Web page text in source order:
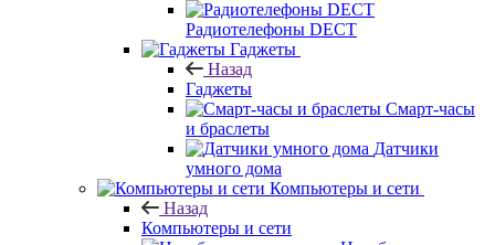
Радиотелефоны DECT
Гаджеты
Назад
Гаджеты
Смарт-часы
и браслеты
Датчики
умного дома
Компьютеры и сети
Назад
Компьютеры и сети